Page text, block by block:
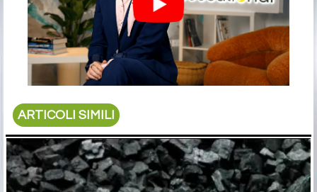
ARTICOLI SIMILI